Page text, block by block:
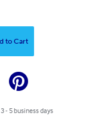
to Cart
- 5 business days